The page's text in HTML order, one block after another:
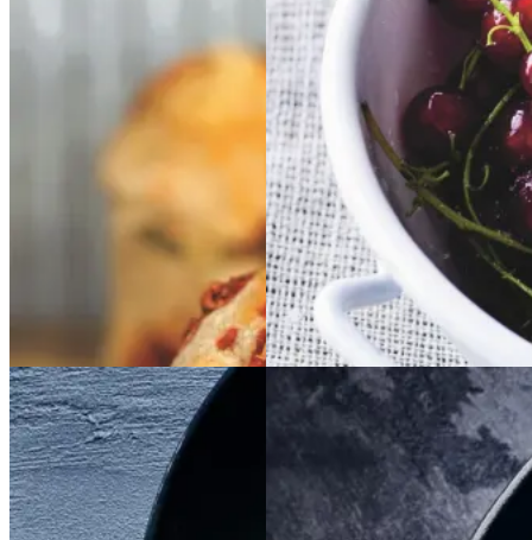
med
tomat ogog
Rysteribs Rysteribs
Gem opskrift
Dessert
Dansk mad
Sommermad